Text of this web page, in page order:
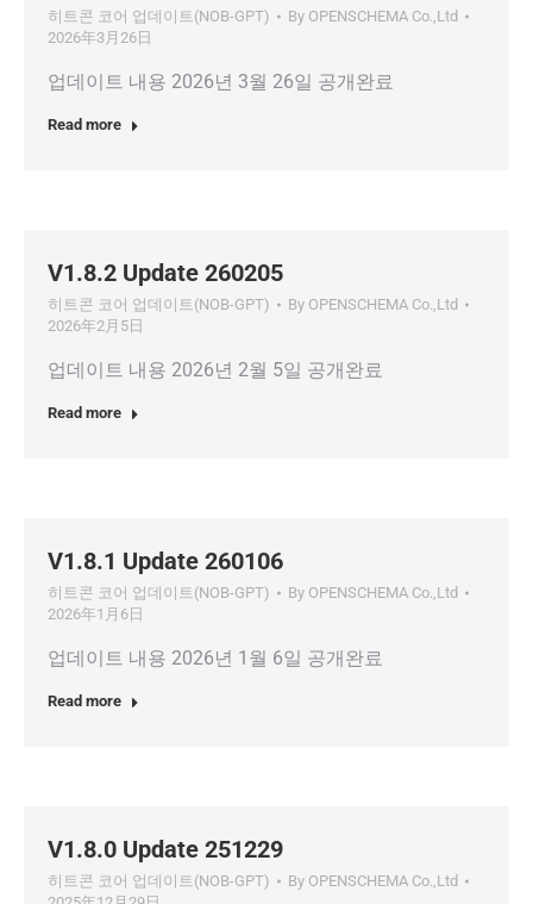
히트콘 코어 업데이트(NOB-GPT) By OPENSCHEMA Co.,Ltd
2026年3月26日
업데이트 내용 2026년 3월 26일 공개완료
Read more
V1.8.2 Update 260205
히트콘 코어 업데이트(NOB-GPT) By OPENSCHEMA Co.,Ltd
2026年2月5日
업데이트 내용 2026년 2월 5일 공개완료
Read more
V1.8.1 Update 260106
히트콘 코어 업데이트(NOB-GPT) By OPENSCHEMA Co.,Ltd
2026年1月6日
업데이트 내용 2026년 1월 6일 공개완료
Read more
V1.8.0 Update 251229
히트콘 코어 업데이트(NOB-GPT) By OPENSCHEMA Co.,Ltd